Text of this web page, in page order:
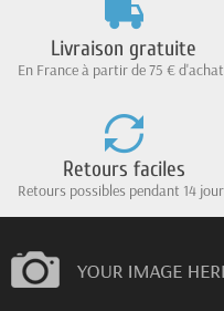
Livraison gratuite
En France à partir de 75 €
Retours faciles
Retours possibles pendant 14